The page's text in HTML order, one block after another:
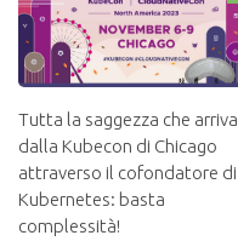
Tutta la saggezza che arriva
dalla Kubecon di Chicago
attraverso il cofondatore di
Kubernetes: basta
complessità!